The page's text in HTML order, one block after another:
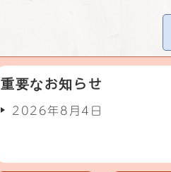
重要なお知らせ
2026年8月4日